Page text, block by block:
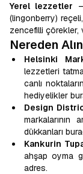
Yerel lezzetler
(lingonberry)
zencefilli çörekler,
Nereden
Helsinki
lezzetleri
canlı
hediyelikler
Design
markalarının
dükkanları
Kankurin
ahşap oyma
adres.